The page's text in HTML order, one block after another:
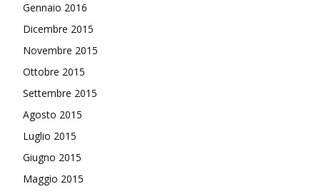
Gennaio 2016
Dicembre 2015
Novembre 2015
Ottobre 2015
Settembre 2015
Agosto 2015
Luglio 2015
Giugno 2015
Maggio 2015